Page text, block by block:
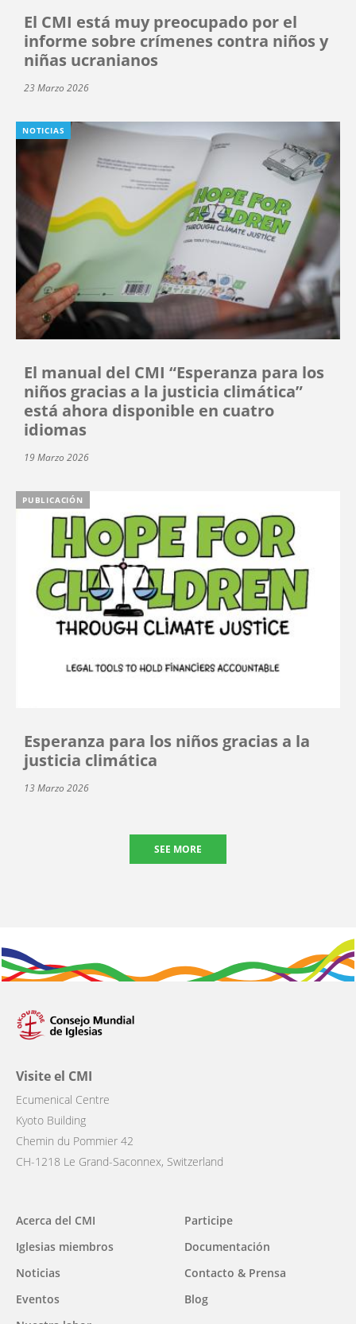
El CMI está muy preocupado por el
informe sobre crímenes contra niños y
niñas ucranianos
23 Marzo 2026
NOTICIAS
El manual del CMI “Esperanza para los
niños gracias a la justicia climática”
está ahora disponible en cuatro
idiomas
19 Marzo 2026
PUBLICACIÓN
Esperanza para los niños gracias a la
justicia climática
13 Marzo 2026
SEE MORE
Visite el CMI
Ecumenical Centre
Kyoto Building
Chemin du Pommier 42
CH-1218 Le Grand-Saconnex, Switzerland
Main
navigation
Acerca del CMI
Iglesias miembros
Noticias
Eventos
Participe
Documentación
Contacto & Prensa
Blog